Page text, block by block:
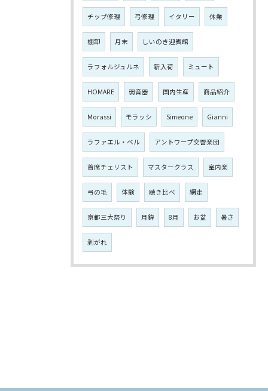
チップ修理 弓修理 イタリー 休業
棚卸 月末 しいのき迎賓館
ラフォルジュルネ 新入荷 ミュート
HOMARE 弱音器 国内生産 商品紹介
Morassi モラッシ Simeone Gianni
ラファエル・ベル アントワープ交響楽団
首席チェリスト マスタークラス 室内楽
弓の毛 体験 聴き比べ 網走
京都三大祭り 月鉾 8月 お盆 暑さ
剥がれ